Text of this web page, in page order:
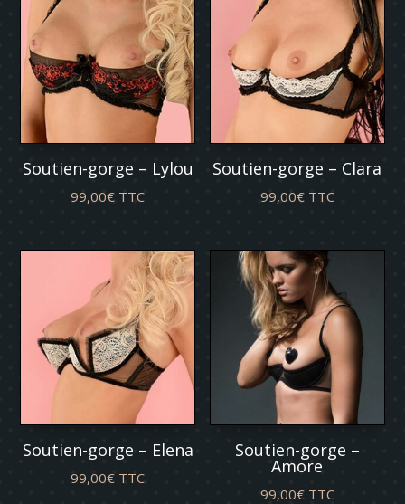
Soutien-gorge – Lylou
99,00€ TTC
Soutien-gorge – Clara
99,00€ TTC
Soutien-gorge – Elena
99,00€ TTC
Soutien-gorge –
Amore
99,00€ TTC